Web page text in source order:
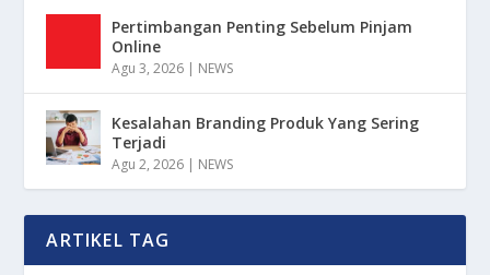
Pertimbangan Penting Sebelum Pinjam
Online
Agu 3, 2026 | NEWS
Kesalahan Branding Produk Yang Sering
Terjadi
Agu 2, 2026 | NEWS
ARTIKEL TAG